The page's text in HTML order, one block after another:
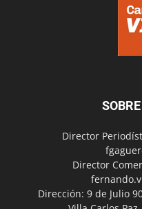
Director
Director
Dirección: 9 de Julio